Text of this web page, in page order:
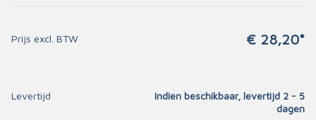
Prijs excl. BTW € 28,20*
Levertijd
Indien beschikbaar, levertijd 2 - 5
dagen